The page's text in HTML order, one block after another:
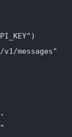
messages"